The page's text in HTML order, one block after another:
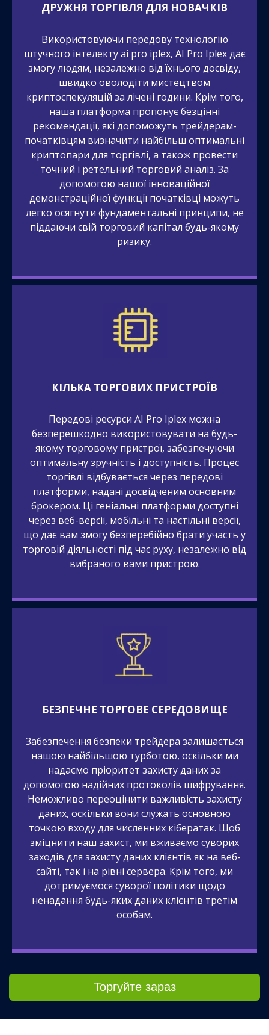
ДРУЖНЯ ТОРГІВЛЯ ДЛЯ НОВАЧКІВ
Використовуючи передову технологію
штучного інтелекту ai pro iplex, AI Pro Iplex дає
змогу людям, незалежно від їхнього досвіду,
швидко оволодіти мистецтвом
криптоспекуляцій за лічені години. Крім того,
наша платформа пропонує безцінні
рекомендації, які допоможуть трейдерам-
початківцям визначити найбільш оптимальні
криптопари для торгівлі, а також провести
точний і ретельний торговий аналіз. За
допомогою нашої інноваційної
демонстраційної функції початківці можуть
легко осягнути фундаментальні принципи, не
піддаючи свій торговий капітал будь-якому
ризику.
КІЛЬКА ТОРГОВИХ ПРИСТРОЇВ
Передові ресурси AI Pro Iplex можна
безперешкодно використовувати на будь-
якому торговому пристрої, забезпечуючи
оптимальну зручність і доступність. Процес
торгівлі відбувається через передові
платформи, надані досвідченим основним
брокером. Ці геніальні платформи доступні
через веб-версії, мобільні та настільні версії,
що дає вам змогу безперебійно брати участь у
торговій діяльності під час руху, незалежно від
вибраного вами пристрою.
БЕЗПЕЧНЕ ТОРГОВЕ СЕРЕДОВИЩЕ
Забезпечення безпеки трейдера залишається
нашою найбільшою турботою, оскільки ми
надаємо пріоритет захисту даних за
допомогою надійних протоколів шифрування.
Неможливо переоцінити важливість захисту
даних, оскільки вони служать основною
точкою входу для численних кібератак. Щоб
зміцнити наш захист, ми вживаємо суворих
заходів для захисту даних клієнтів як на веб-
сайті, так і на рівні сервера. Крім того, ми
дотримуємося суворої політики щодо
ненадання будь-яких даних клієнтів третім
особам.
Торгуйте зараз